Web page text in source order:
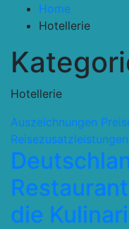
Home
Hotellerie
Hotellerie
Auszeichnungen
Reisezusatzleistungen
die